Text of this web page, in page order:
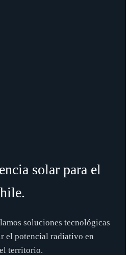
solar para el
soluciones tecnológicas
el potencial radiativo en
territorio.